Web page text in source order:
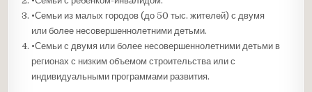
•Семьи из малых городов (до 50 тыс. жителей) с двумя
или более несовершеннолетними детьми.
•Семьи с двумя или более несовершеннолетними детьми в
регионах с низким объемом строительства или с
индивидуальными программами развития.